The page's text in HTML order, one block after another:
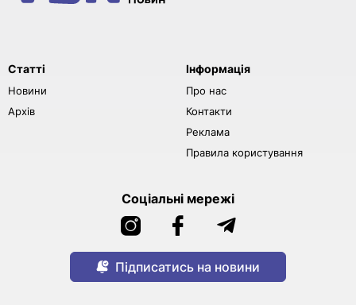
Статті
Новини
Архів
Інформація
Про нас
Контакти
Реклама
Правила користування
Соціальні мережі
Підписатись на новини